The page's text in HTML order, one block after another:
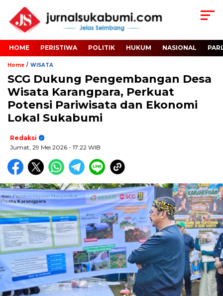
HOME PERISTIWA POLITIK HUKUM NASIONAL
Home / WISATA
SCG Dukung Pengembangan Desa
Wisata Karangpara, Perkuat
Potensi Pariwisata dan Ekonomi
Lokal Sukabumi
Redaksi
Jumat, 29 Mei 2026 - 17:22 WIB